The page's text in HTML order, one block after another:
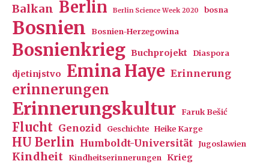
Balkan Berlin Berlin Science Week 2020 bosna
Bosnien Bosnien-Herzegowina
Bosnienkrieg Buchprojekt Diaspora
djetinjstvo Emina Haye Erinnerung
erinnerungen
Erinnerungskultur Faruk Bešić
Flucht Genozid Geschichte Heike Karge
HU Berlin Humboldt-Universität Jugoslawien
Kindheit Kindheitserinnerungen
Krieg